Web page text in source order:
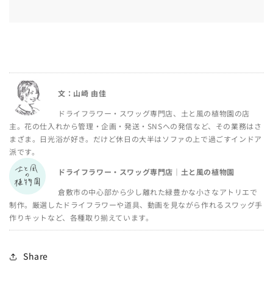
文：山崎 由佳
ドライフラワー・スワッグ専門店、土と風の植物園の店
主。花の仕入れから管理・企画・発送・SNSへの発信など、その業務はさ
まざま。日光浴が好き。だけど休日の大半はソファの上で過ごすインドア
派です。
ドライフラワー・スワッグ専門店｜土と風の植物園
倉敷市の中心部から少し離れた緑豊かな小さなアトリエで
制作。厳選したドライフラワーや道具、動画を見ながら作れるスワッグ手
作りキットなど、各種取り揃えています。
Share